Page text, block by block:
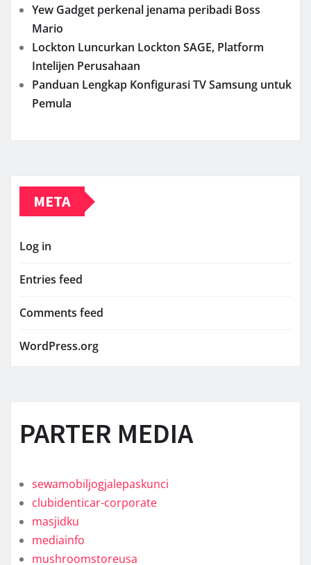
Yew Gadget perkenal jenama peribadi Boss
Mario
Lockton Luncurkan Lockton SAGE, Platform
Intelijen Perusahaan
Panduan Lengkap Konfigurasi TV Samsung untuk
Pemula
META
Log in
Entries feed
Comments feed
WordPress.org
PARTER MEDIA
sewamobiljogjalepaskunci
clubidenticar-corporate
masjidku
mediainfo
mushroomstoreusa